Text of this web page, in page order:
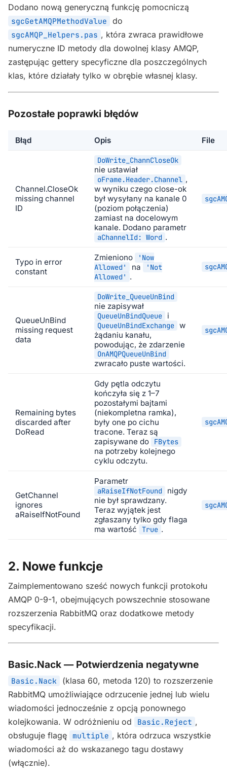
Dodano nową generyczną funkcję pomocniczą
sgcGetAMQPMethodValue do
sgcAMQP_Helpers.pas , która zwraca prawidłowe
numeryczne ID metody dla dowolnej klasy AMQP,
zastępując gettery specyficzne dla poszczególnych
klas, które działały tylko w obrębie własnej klasy.
Pozostałe poprawki błędów
Błąd Opis File
Channel.CloseOk
missing channel
ID
DoWrite_ChannCloseOk
nie ustawiał
oFrame.Header.Channel ,
w wyniku czego close-ok
był wysyłany na kanale 0
(poziom połączenia)
zamiast na docelowym
kanale. Dodano parametr
aChannelId: Word .
Typo in error
constant
Zmieniono
'Now
Allowed'
na
'Not
Allowed' .
QueueUnBind
missing request
data
DoWrite_QueueUnBind
nie zapisywał
QueueUnBindQueue i
QueueUnBindExchange w
żądaniu kanału,
powodując, że zdarzenie
OnAMQPQueueUnBind
zwracało puste wartości.
Remaining bytes
discarded after
DoRead
Gdy pętla odczytu
kończyła się z 1–7
pozostałymi bajtami
(niekompletna ramka),
były one po cichu
tracone. Teraz są
zapisywane do
FBytes
na potrzeby kolejnego
cyklu odczytu.
GetChannel
ignores
aRaiseIfNotFound
Parametr
aRaiseIfNotFound
nigdy
nie był sprawdzany.
Teraz wyjątek jest
zgłaszany tylko gdy flaga
ma wartość
True .
2. Nowe funkcje
Zaimplementowano sześć nowych funkcji protokołu
AMQP 0-9-1, obejmujących powszechnie stosowane
rozszerzenia RabbitMQ oraz dodatkowe metody
specyfikacji.
Basic.Nack — Potwierdzenia negatywne
Basic.Nack
(klasa 60, metoda 120) to rozszerzenie
RabbitMQ umożliwiające odrzucenie jednej lub wielu
wiadomości jednocześnie z opcją ponownego
kolejkowania. W odróżnieniu od
Basic.Reject ,
obsługuje flagę
multiple , która odrzuca wszystkie
wiadomości aż do wskazanego tagu dostawy
(włącznie).